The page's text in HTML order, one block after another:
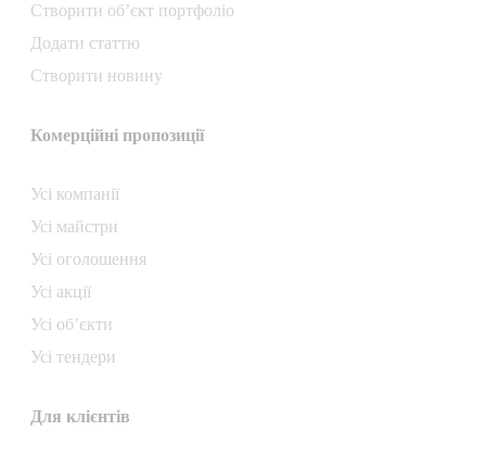
Створити об’єкт портфоліо
Додати статтю
Створити новину
Комерційні пропозиції
Усі компанії
Усі майстри
Усі оголошення
Усі акції
Усі об’єкти
Усі тендери
Для клієнтів